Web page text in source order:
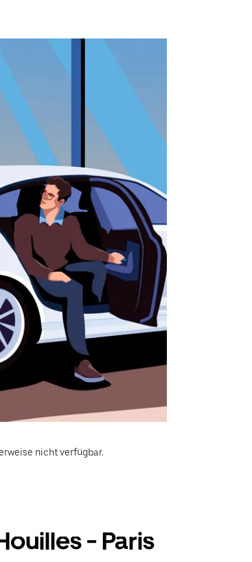
nicht verfügbar.
- Paris